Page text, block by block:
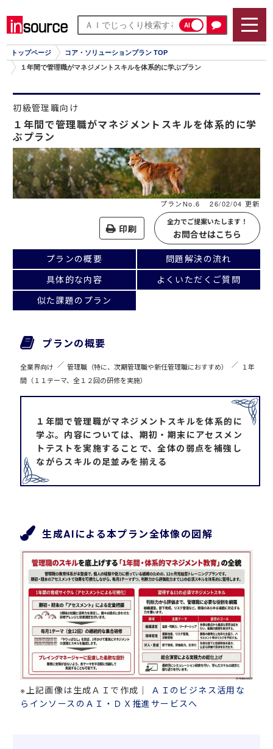
AI
トップページ
コア・ソリューションプラン TOP
１年間で管理職がマネジメントスキルを体系的に学ぶプラン
初級管理職向け
１年間で管理職がマネジメントスキルを体系的に学
ぶプラン
プランNo.6 26/02/04 更新
印刷
全力でご提案いたします！
お問合せはこちら
プランの概要
問題解決の流れ
具体的な内容
よくいただくご質問
似た課題のプラン
プランの概要
全業界向け 管理職（特に、次期管理職や新任管理職におすすめ）
１年
間（１１テーマ、全１２回の研修を実施）
１年間で管理職がマネジメントスキルを体系的に
学ぶ。内容については、期初・期末にアセスメン
トテストを実施することで、全体の弱点を補強し
ながらスキルの足並みを揃える
生成AIによる本プラン全体像の図解
※上記画像は生成ＡＩで作成｜ ＡＩのビジネス活用な
らインソースのＡＩ・ＤＸ推進サービスへ